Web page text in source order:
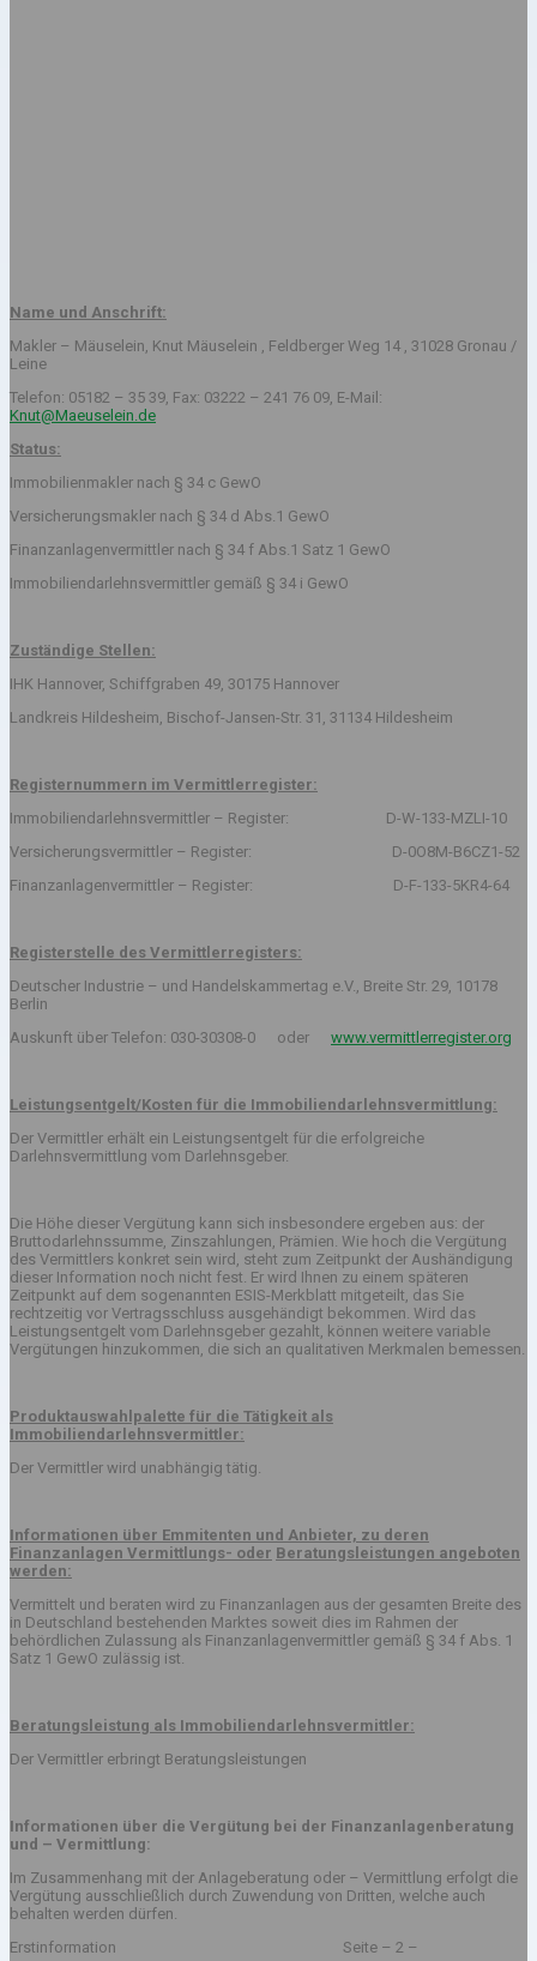
Name und Anschrift:
Makler – Mäuselein, Knut Mäuselein , Feldberger Weg 14 , 31028 Gronau /
Leine
Telefon: 05182 – 35 39, Fax: 03222 – 241 76 09, E-Mail:
Knut@Maeuselein.de
Status:
Immobilienmakler nach § 34 c GewO
Versicherungsmakler nach § 34 d Abs.1 GewO
Finanzanlagenvermittler nach § 34 f Abs.1 Satz 1 GewO
Immobiliendarlehnsvermittler gemäß § 34 i GewO
Zuständige Stellen:
IHK Hannover, Schiffgraben 49, 30175 Hannover
Landkreis Hildesheim, Bischof-Jansen-Str. 31, 31134 Hildesheim
Registernummern im Vermittlerregister:
Immobiliendarlehnsvermittler – Register: D-W-133-MZLI-10
Versicherungsvermittler – Register: D-0O8M-B6CZ1-52
Finanzanlagenvermittler – Register: D-F-133-5KR4-64
Registerstelle des Vermittlerregisters:
Deutscher Industrie – und Handelskammertag e.V., Breite Str. 29, 10178
Berlin
Auskunft über Telefon: 030-30308-0 oder www.vermittlerregister.org
Leistungsentgelt/Kosten für die Immobiliendarlehnsvermittlung:
Der Vermittler erhält ein Leistungsentgelt für die erfolgreiche
Darlehnsvermittlung vom Darlehnsgeber.
Die Höhe dieser Vergütung kann sich insbesondere ergeben aus: der
Bruttodarlehnssumme, Zinszahlungen, Prämien. Wie hoch die Vergütung
des Vermittlers konkret sein wird, steht zum Zeitpunkt der Aushändigung
dieser Information noch nicht fest. Er wird Ihnen zu einem späteren
Zeitpunkt auf dem sogenannten ESIS-Merkblatt mitgeteilt, das Sie
rechtzeitig vor Vertragsschluss ausgehändigt bekommen. Wird das
Leistungsentgelt vom Darlehnsgeber gezahlt, können weitere variable
Vergütungen hinzukommen, die sich an qualitativen Merkmalen bemessen.
Produktauswahlpalette für die Tätigkeit als
Immobiliendarlehnsvermittler:
Der Vermittler wird unabhängig tätig.
Informationen über Emmitenten und Anbieter, zu deren
Finanzanlagen Vermittlungs- oder Beratungsleistungen angeboten
werden:
Vermittelt und beraten wird zu Finanzanlagen aus der gesamten Breite des
in Deutschland bestehenden Marktes soweit dies im Rahmen der
behördlichen Zulassung als Finanzanlagenvermittler gemäß § 34 f Abs. 1
Satz 1 GewO zulässig ist.
Beratungsleistung als Immobiliendarlehnsvermittler:
Der Vermittler erbringt Beratungsleistungen
Informationen über die Vergütung bei der Finanzanlagenberatung
und – Vermittlung:
Im Zusammenhang mit der Anlageberatung oder – Vermittlung erfolgt die
Vergütung ausschließlich durch Zuwendung von Dritten, welche auch
behalten werden dürfen.
Erstinformation Seite – 2 –